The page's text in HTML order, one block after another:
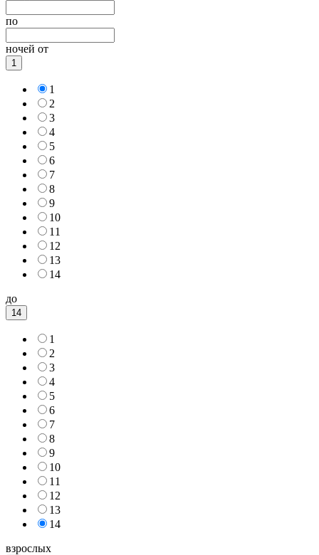
по
ночей от
1
1
2
3
4
5
6
7
8
9
10
11
12
13
14
до
14
1
2
3
4
5
6
7
8
9
10
11
12
13
14
взрослых